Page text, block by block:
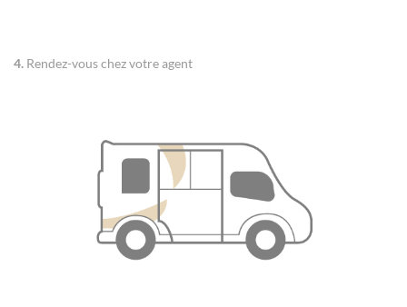
4. Rendez-vous chez votre agent